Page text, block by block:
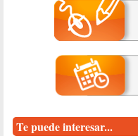
Te puede interesar...